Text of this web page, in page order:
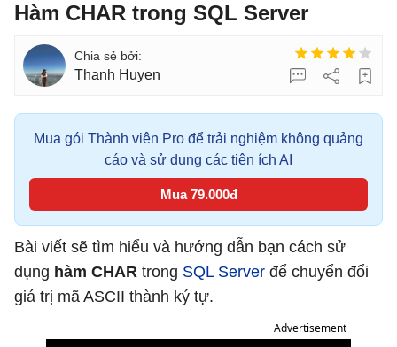
Hàm CHAR trong SQL Server
Thanh Huyen
Mua gói Thành viên Pro để trải nghiệm không quảng
cáo và sử dụng các tiện ích AI
Mua 79.000đ
Bài viết sẽ tìm hiểu và hướng dẫn bạn cách sử
dụng hàm CHAR trong SQL Server để chuyển đổi
giá trị mã ASCII thành ký tự.
Advertisement